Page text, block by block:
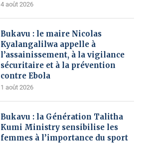
4 août 2026
Bukavu : le maire Nicolas
Kyalangalilwa appelle à
l’assainissement, à la vigilance
sécuritaire et à la prévention
contre Ebola
1 août 2026
Bukavu : la Génération Talitha
Kumi Ministry sensibilise les
femmes à l’importance du sport